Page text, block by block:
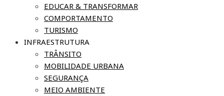
EDUCAR & TRANSFORMAR
COMPORTAMENTO
TURISMO
INFRAESTRUTURA
TRÂNSITO
MOBILIDADE URBANA
SEGURANÇA
MEIO AMBIENTE